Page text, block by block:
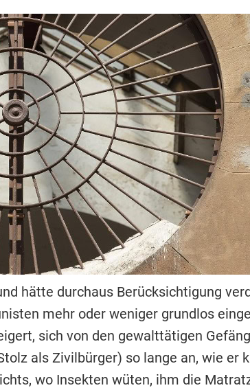
hätte durchaus Berücksichtigung
mehr oder weniger grundlos
sich von den gewalttätigen
als Zivilbürger) so lange an, wie er
wo Insekten wüten, ihm die